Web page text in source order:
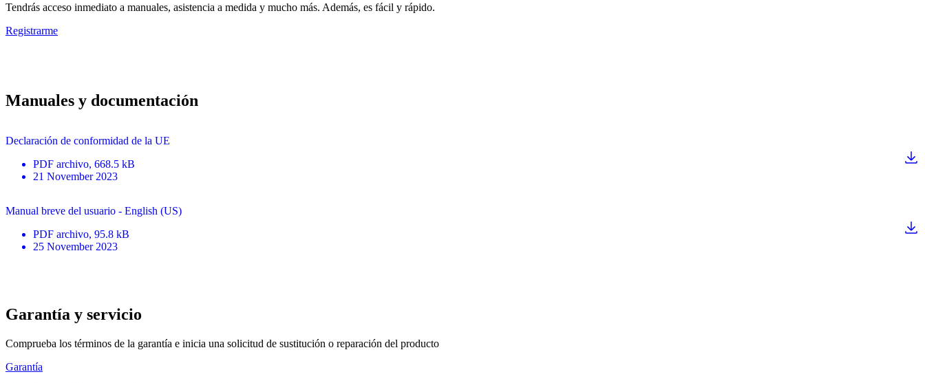
Tendrás acceso inmediato a manuales, asistencia a medida y mucho más. Además, es fácil y rápido.
Registrarme
Manuales y documentación
Declaración de conformidad de la UE
PDF archivo, 668.5 kB
21 November 2023
Manual breve del usuario - English (US)
PDF archivo, 95.8 kB
25 November 2023
Garantía y servicio
Comprueba los términos de la garantía e inicia una solicitud de sustitución o reparación del producto
Garantía